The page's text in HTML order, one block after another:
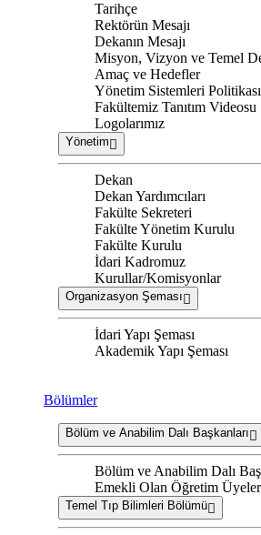
Tarihçe
Rektörün Mesajı
Dekanın Mesajı
Misyon, Vizyon ve Temel
Amaç ve Hedefler
Yönetim Sistemleri Politikası
Fakültemiz Tanıtım Videosu
Logolarımız
Yönetim
Dekan
Dekan Yardımcıları
Fakülte Sekreteri
Fakülte Yönetim Kurulu
Fakülte Kurulu
İdari Kadromuz
Kurullar/Komisyonlar
Organizasyon Şeması
İdari Yapı Şeması
Akademik Yapı Şeması
Bölümler
Bölüm ve Anabilim Dalı Başkanları
Bölüm ve Anabilim Dalı
Emekli Olan Öğretim
Temel Tıp Bilimleri Bölümü